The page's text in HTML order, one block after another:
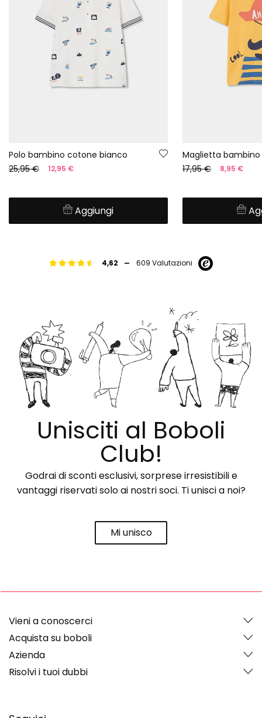
Polo bambino cotone bianco
25,95 €
12,95 €
Aggiungi
17,95 € 8,95 €
4,62 - 609 Valutazioni
Unisciti al Boboli
Club!
Godrai di sconti esclusivi, sorprese irresistibili e
vantaggi riservati solo ai nostri soci. Ti unisci a noi?
Mi unisco
Vieni a conoscerci
Acquista su boboli
Azienda
Risolvi i tuoi dubbi